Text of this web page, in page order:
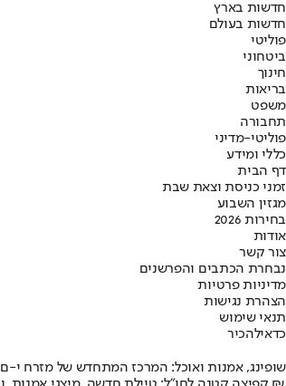
חדשות בארץ
חדשות בעולם
פוליטי
ביטחוני
חינוך
בריאות
משפט
תחבורה
פוליטי-מדיני
כללי ומידע
דף הבית
זמני כניסת וצאת שבת
מגזין השבוע
בחירות 2026
אודות
צור קשר
נבחרת הכתבים והפרשנים
מדיניות פרטיות
הצהרת נגישות
תנאי שימוש
כדאילהכיר
שופינג, אמנות ואוכל: המרכז המתחדש של מזרח י-ם